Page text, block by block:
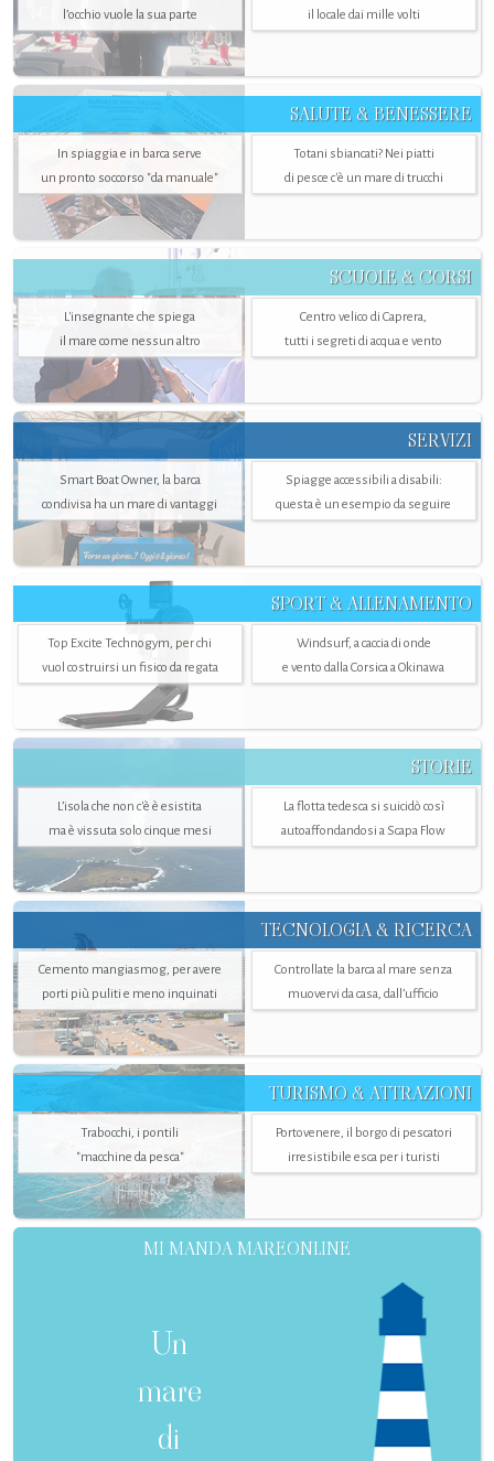
l’occhio vuole la sua parte il locale dai mille volti
SALUTE & BENESSERE
In spiaggia e in barca serve
un pronto soccorso "da manuale"
Totani sbiancati? Nei piatti
di pesce c'è un mare di trucchi
SCUOLE & CORSI
L'insegnante che spiega
il mare come nessun altro
Centro velico di Caprera,
tutti i segreti di acqua e vento
SERVIZI
Smart Boat Owner, la barca
condivisa ha un mare di vantaggi
Spiagge accessibili a disabili:
questa è un esempio da seguire
SPORT & ALLENAMENTO
Top Excite Technogym, per chi
vuol costruirsi un fisico da regata
Windsurf, a caccia di onde
e vento dalla Corsica a Okinawa
STORIE
L’isola che non c'è è esistita
ma è vissuta solo cinque mesi
La flotta tedesca si suicidò così
autoaffondandosi a Scapa Flow
TECNOLOGIA & RICERCA
Cemento mangiasmog, per avere
porti più puliti e meno inquinati
Controllate la barca al mare senza
muovervi da casa, dall’ufficio
TURISMO & ATTRAZIONI
Trabocchi, i pontili
"macchine da pesca"
Portovenere, il borgo di pescatori
irresistibile esca per i turisti
MI MANDA MAREONLINE
Un
mare
di